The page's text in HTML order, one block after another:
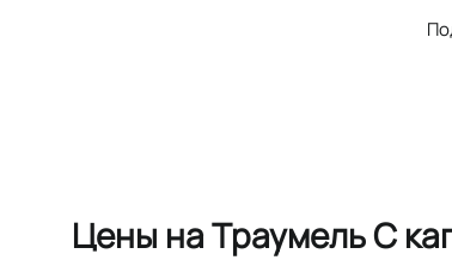
Цены на Траумель С